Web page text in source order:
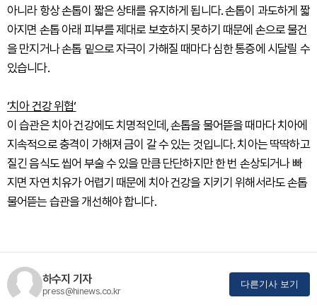
아니라 항상 손톱이 짧은 상태를 유지하게 됩니다. 손톱이 과도하게 짧
아지면 손톱 아래 피부를 제대로 보호하지 못하기 때문에 손으로 물건
을 만지거나 손톱 밑으로 자극이 가해질 때마다 심한 통증에 시달릴 수
있습니다.
‘치아 건강 위협‘
이 습관은 치아 건강에도 치명적인데, 손톱을 물어뜯을 때마다 치아에
지속적으로 충격이 가해져 금이 갈 수 있는 것입니다. 치아는 딱딱하고
질긴 음식도 씹어 부술 수 있을 만큼 단단하지만 한 번 손상되거나 빠
지면 자연 치유가 어렵기 때문에 치아 건강을 지키기 위해서라도 손톱
물어뜯는 습관을 개선해야 합니다.
하수지 기자
press@hinews.co.kr
다른기사 보기